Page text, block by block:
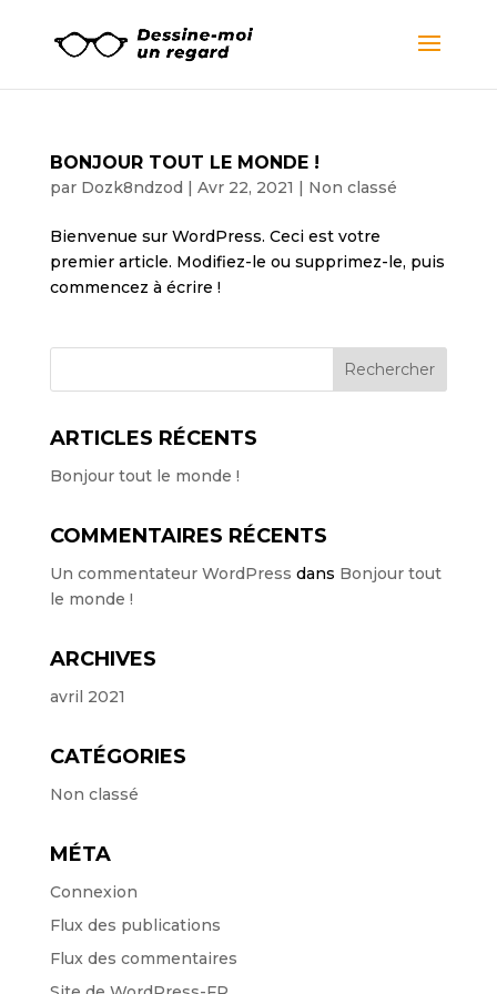
BONJOUR TOUT LE MONDE !
par Dozk8ndzod | Avr 22, 2021 | Non classé
Bienvenue sur WordPress. Ceci est votre
premier article. Modifiez-le ou supprimez-le, puis
commencez à écrire !
ARTICLES RÉCENTS
Bonjour tout le monde !
COMMENTAIRES RÉCENTS
Un commentateur WordPress dans Bonjour tout
le monde !
ARCHIVES
avril 2021
CATÉGORIES
Non classé
MÉTA
Connexion
Flux des publications
Flux des commentaires